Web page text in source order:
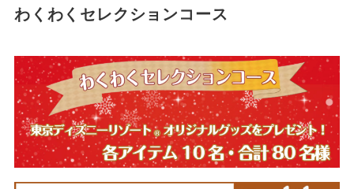
わくわくセレクションコース